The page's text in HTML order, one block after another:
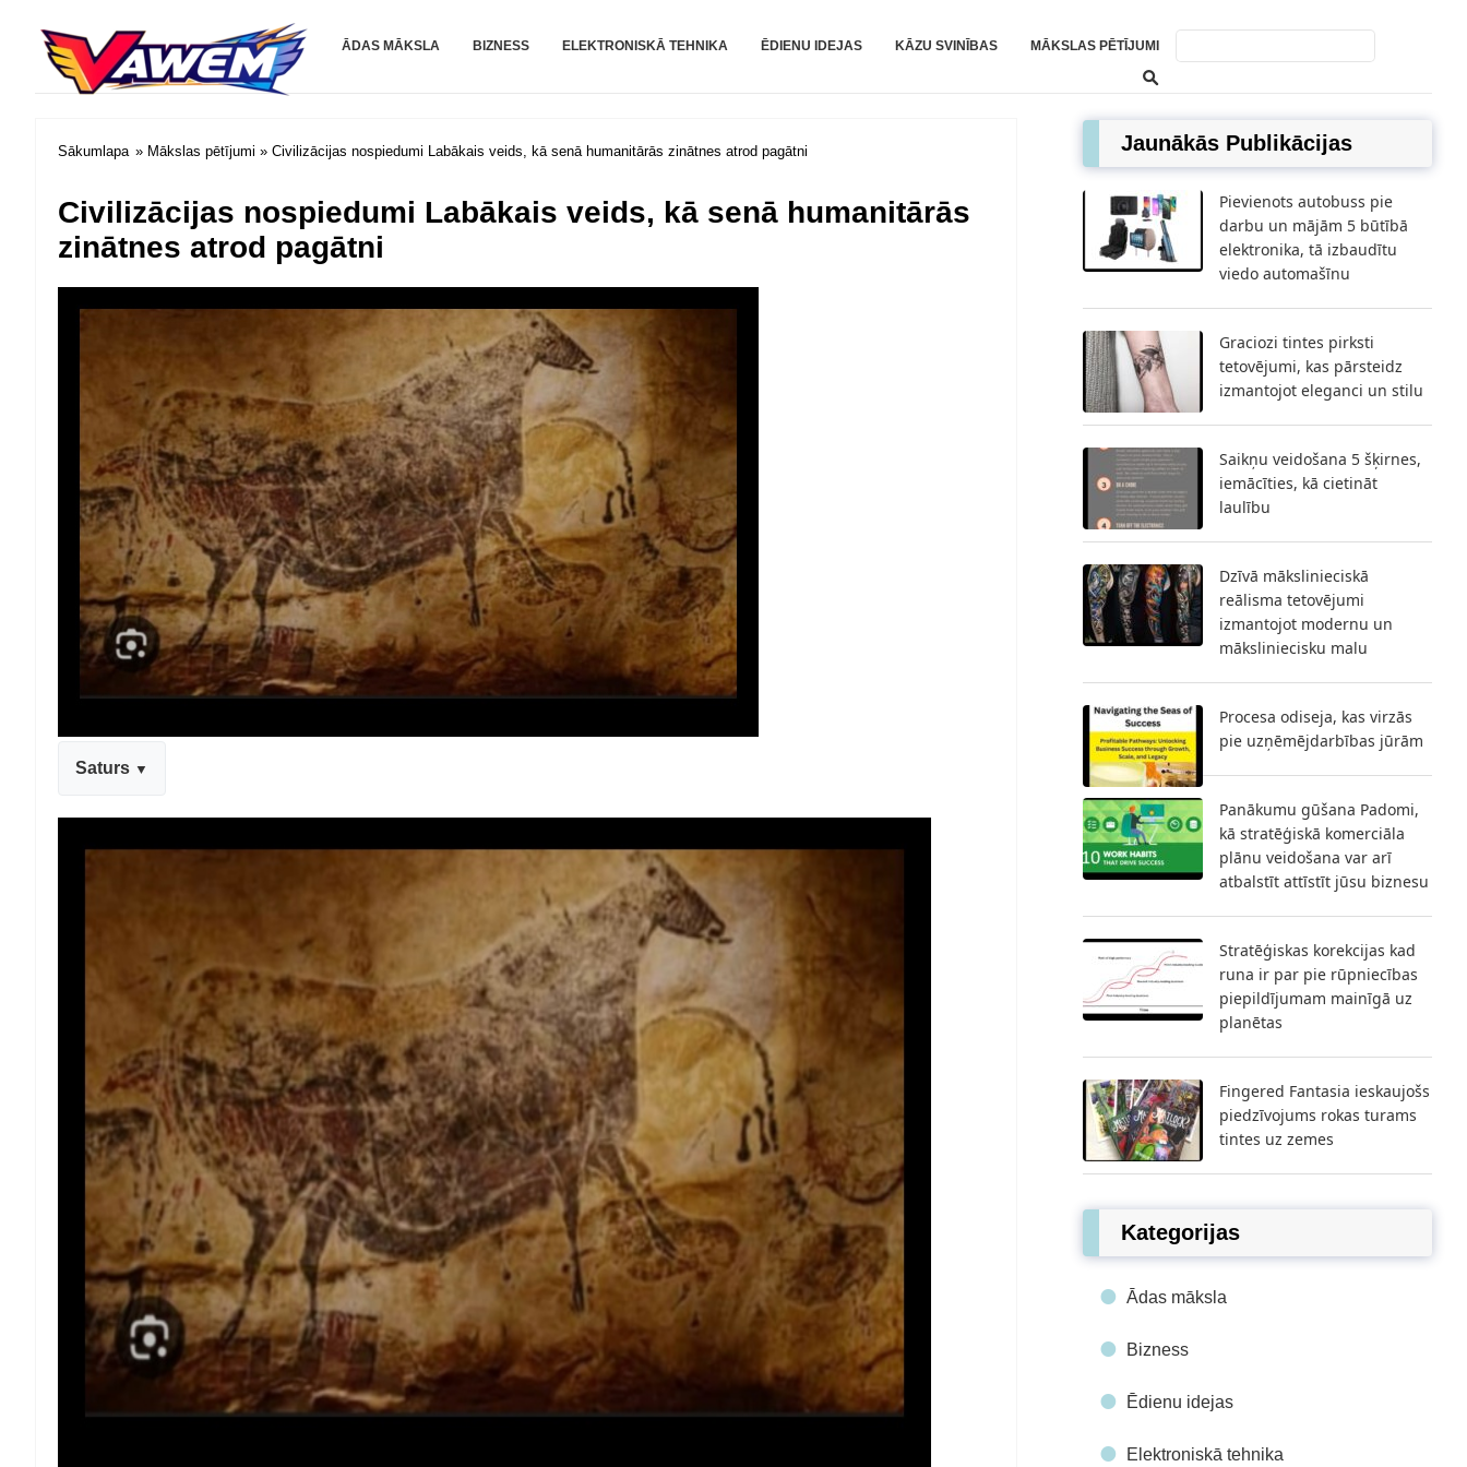
Vawem.com
ĀDAS MĀKSLA BIZNESS ELEKTRONISKĀ TEHNIKA ĒDIENU IDEJAS KĀZU SVINĪBAS MĀKSLAS PĒTĪJUMI
Sākumlapa » Mākslas pētījumi » Civilizācijas nospiedumi Labākais veids, kā senā humanitārās zinātnes atrod pagātni
Civilizācijas nospiedumi Labākais veids, kā senā humanitārās
zinātnes atrod pagātni
Saturs
Jaunākās Publikācijas
Pievienots autobuss pie
darbu un mājām 5 būtībā
elektronika, tā izbaudītu
viedo automašīnu
Graciozi tintes pirksti
tetovējumi, kas pārsteidz
izmantojot eleganci un stilu
Saikņu veidošana 5 šķirnes,
iemācīties, kā cietināt
laulību
Dzīvā mākslinieciskā
reālisma tetovējumi
izmantojot modernu un
māksliniecisku malu
Procesa odiseja, kas virzās
pie uzņēmējdarbības jūrām
Panākumu gūšana Padomi,
kā stratēģiskā komerciāla
plānu veidošana var arī
atbalstīt attīstīt jūsu biznesu
Stratēģiskas korekcijas kad
runa ir par pie rūpniecības
piepildījumam mainīgā uz
planētas
Fingered Fantasia ieskaujošs
piedzīvojums rokas turams
tintes uz zemes
Kategorijas
Ādas māksla
Bizness
Ēdienu idejas
Elektroniskā tehnika